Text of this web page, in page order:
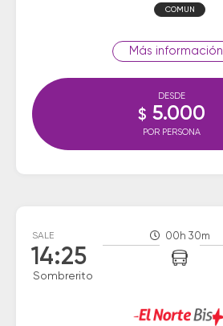
COMUN
información
DESDE
$ 5.000
POR PERSONA
SALE
14:25
Sombrerito
00h 30m